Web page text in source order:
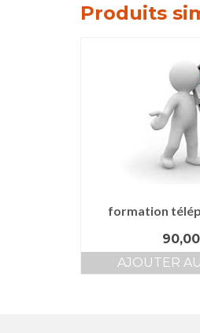
Produits
formation
90,00
AJOUTER